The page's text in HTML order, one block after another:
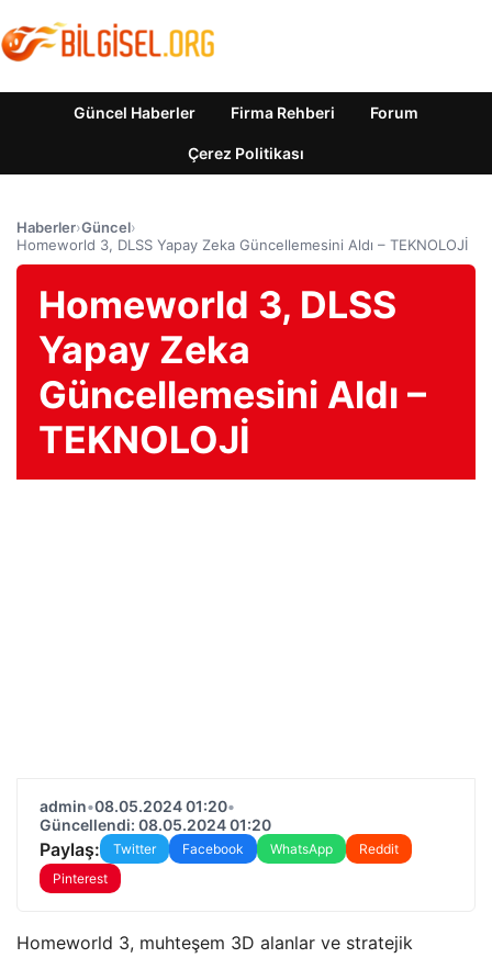
Güncel Haberler Firma Rehberi Forum
Çerez Politikası
Haberler›Güncel›
Homeworld 3, DLSS Yapay Zeka Güncellemesini Aldı – TEKNOLOJİ
Homeworld 3, DLSS
Yapay Zeka
Güncellemesini Aldı –
TEKNOLOJİ
admin•08.05.2024 01:20•
Güncellendi: 08.05.2024 01:20
Paylaş: Twitter Facebook WhatsApp
Reddit
Pinterest
Homeworld 3, muhteşem 3D alanlar ve stratejik